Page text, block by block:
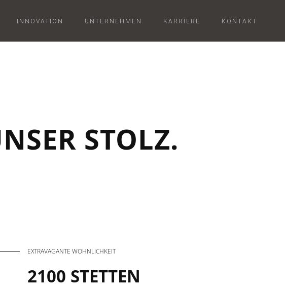
INNOVATION UNTERNEHMEN KARRIERE KONTAKT
STOLZ.
EXTRAVAGANTE WOHNLICHKEIT
2100 STETTEN